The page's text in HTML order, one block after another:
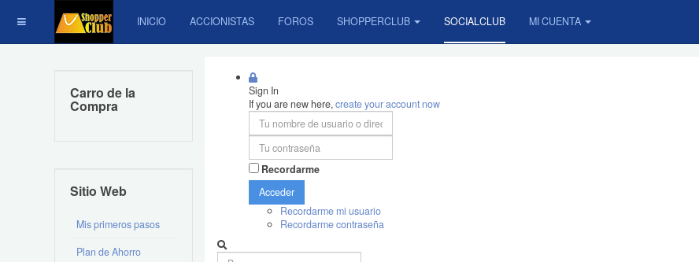
INICIO ACCIONISTAS FOROS SHOPPERCLUB SOCIALCLUB MI CUENTA
Sign In
If you are new here,create your account now
Recordarme
Acceder
Recordarme mi usuario
Recordarme contraseña
Carro de la
Compra
Sitio Web
Mis primeros pasos
Plan de Ahorro